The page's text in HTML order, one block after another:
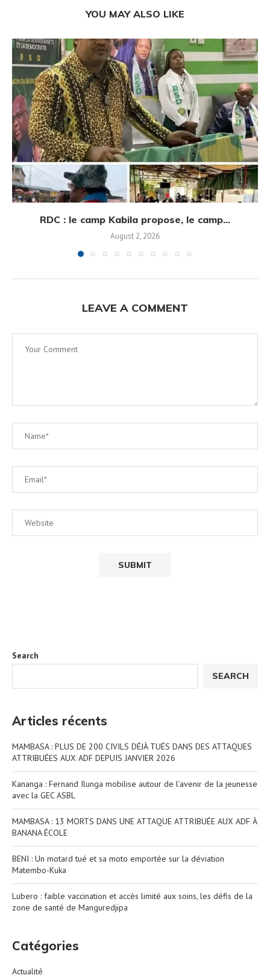
YOU MAY ALSO LIKE
RDC : le camp Kabila propose, le camp...
August 2, 2026
LEAVE A COMMENT
Search
SEARCH
Articles récents
MAMBASA : PLUS DE 200 CIVILS DÉJÀ TUÉS DANS DES ATTAQUES
ATTRIBUÉES AUX ADF DEPUIS JANVIER 2026
Kananga : Fernand Ilunga mobilise autour de l’avenir de la jeunesse
avec la GEC ASBL
MAMBASA : 13 MORTS DANS UNE ATTAQUE ATTRIBUÉE AUX ADF À
BANANA ÉCOLE
BENI : Un motard tué et sa moto emportée sur la déviation
Matembo-Kuka
Lubero : faible vaccination et accès limité aux soins, les défis de la
zone de santé de Manguredjipa
Catégories
Actualité